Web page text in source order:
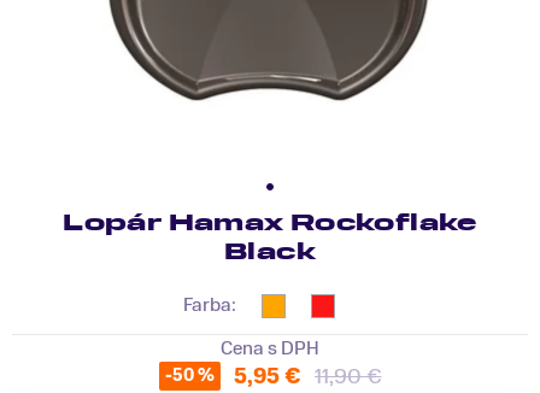
Lopár Hamax Rockoflake
Black
Farba:
Cena s DPH
-50 % 5,95 € 11,90 €